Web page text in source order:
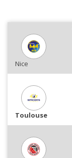
Nice
Toulouse